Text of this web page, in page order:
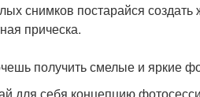
снимков постарайся
прическа.
получить смелые и яркие